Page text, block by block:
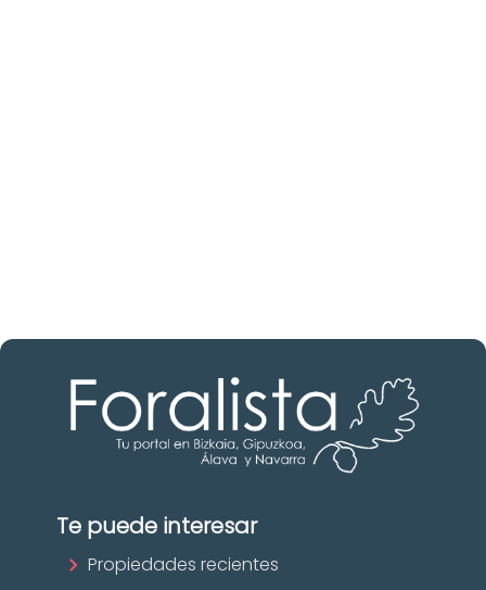
Te puede interesar
Propiedades recientes